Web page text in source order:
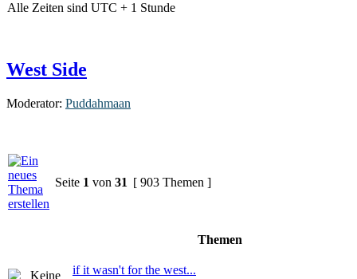
Alle Zeiten sind UTC + 1 Stunde
West Side
Moderator: Puddahmaan
Seite 1 von 31 [ 903 Themen ]
Themen
if it wasn't for the west...